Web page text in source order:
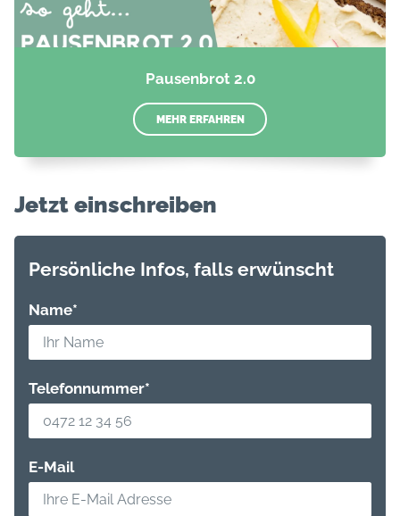
Pausenbrot 2.0
MEHR ERFAHREN
Jetzt einschreiben
Persönliche Infos, falls erwünscht
Name*
Telefonnummer*
E-Mail